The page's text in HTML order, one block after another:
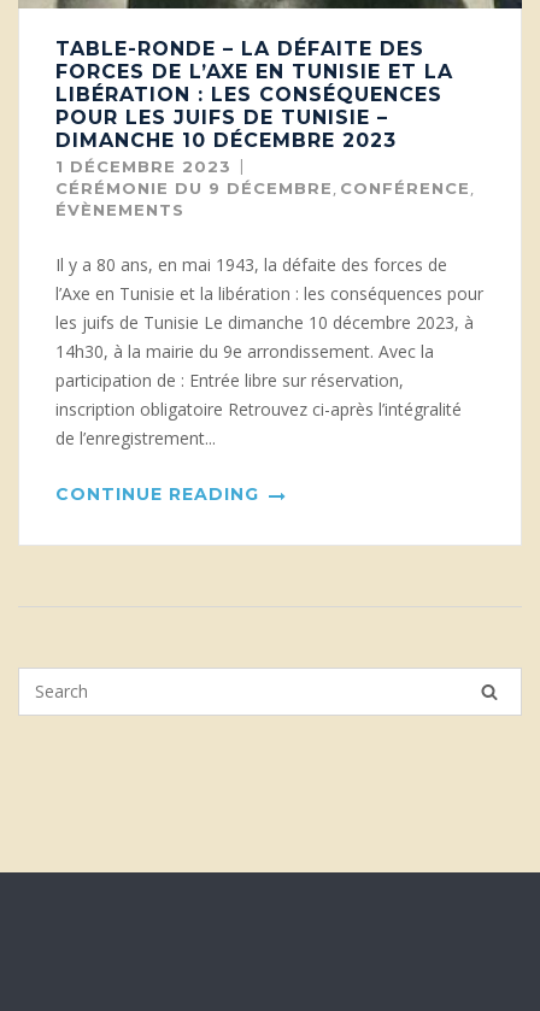
TABLE-RONDE – LA DÉFAITE DES
FORCES DE L’AXE EN TUNISIE ET LA
LIBÉRATION : LES CONSÉQUENCES
POUR LES JUIFS DE TUNISIE –
DIMANCHE 10 DÉCEMBRE 2023
1 DÉCEMBRE 2023
CÉRÉMONIE DU 9 DÉCEMBRE, CONFÉRENCE,
ÉVÈNEMENTS
Il y a 80 ans, en mai 1943, la défaite des forces de
l’Axe en Tunisie et la libération : les conséquences pour
les juifs de Tunisie Le dimanche 10 décembre 2023, à
14h30, à la mairie du 9e arrondissement. Avec la
participation de : Entrée libre sur réservation,
inscription obligatoire Retrouvez ci-après l’intégralité
de l’enregistrement...
CONTINUE READING